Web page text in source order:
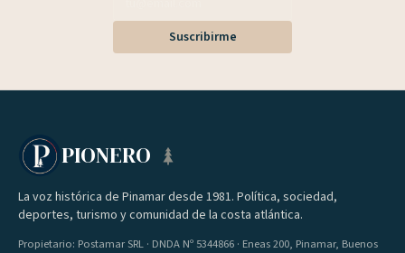
Suscribirme
PIONERO
La voz histórica de Pinamar desde 1981. Política, sociedad,
deportes, turismo y comunidad de la costa atlántica.
Propietario: Postamar SRL · DNDA Nº 5344866 · Eneas 200, Pinamar, Buenos